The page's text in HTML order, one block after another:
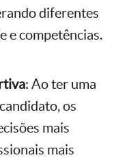
diferentes
e competências.
: Ao ter uma
os
mais
mais